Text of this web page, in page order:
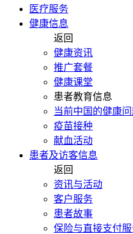
医疗服务
健康信息
返回
健康资讯
推广套餐
健康课堂
患者教育信息
当前中国的健康
疫苗接种
献血活动
患者及访客信息
返回
资讯与活动
客户服务
患者故事
保险与直接支付